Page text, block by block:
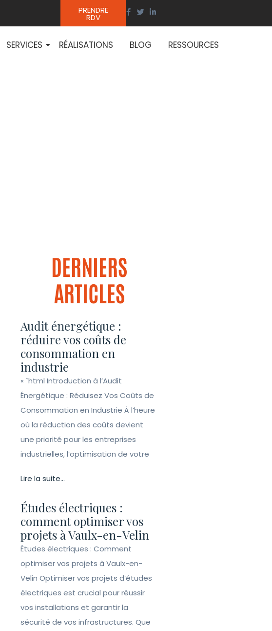
PRENDRE
RDV
SERVICES RÉALISATIONS BLOG RESSOURCES
DERNIERS
ARTICLES
Audit énergétique :
réduire vos coûts de
consommation en
industrie
« `html Introduction à l’Audit
Énergétique : Réduisez Vos Coûts de
Consommation en Industrie À l’heure
où la réduction des coûts devient
une priorité pour les entreprises
industrielles, l’optimisation de votre
Lire la suite...
Études électriques :
comment optimiser vos
projets à Vaulx-en-Velin
Études électriques : Comment
optimiser vos projets à Vaulx-en-
Velin Optimiser vos projets d’études
électriques est crucial pour réussir
vos installations et garantir la
sécurité de vos infrastructures. Que